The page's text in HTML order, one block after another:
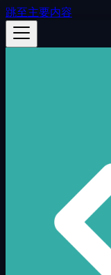
跳至主要内容